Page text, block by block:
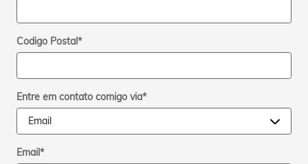
Codigo Postal*
Entre em contato comigo via*
Email*